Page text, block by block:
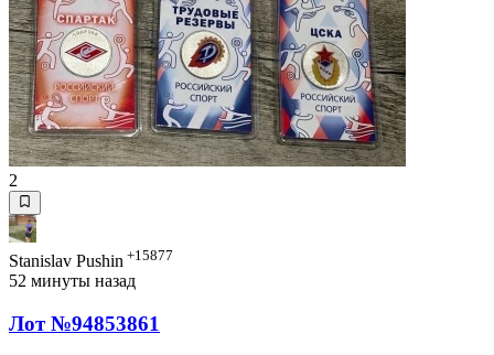
2
Stanislav Pushin +15877
52 минуты назад
Лот №94853861